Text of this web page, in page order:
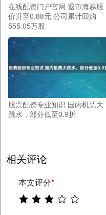
在线配资门户官网 退市海越股
价升至0.88元 公司累计回购
555.05万股
股票配资专业知识 国内机票大
跳水，部分低至0.9折
相关评论
本文评分*